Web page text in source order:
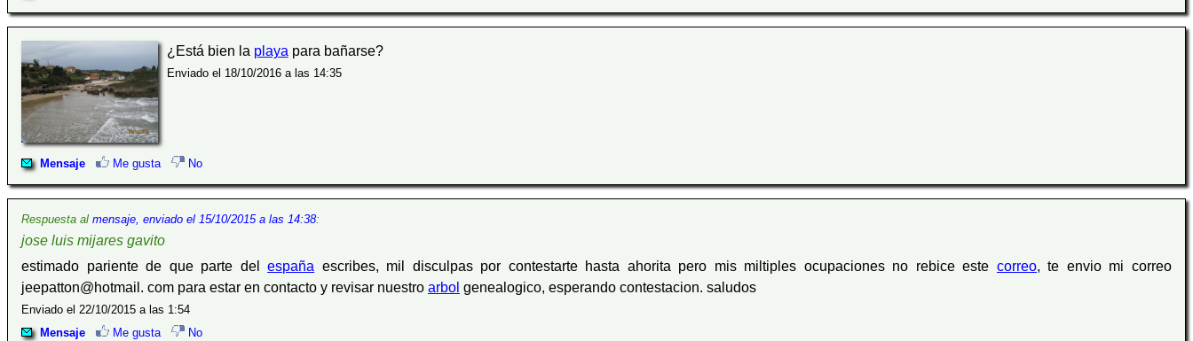
¿Está bien la playa para bañarse?
Enviado el 18/10/2016 a las 14:35
Mensaje Me gusta No
Respuesta al mensaje, enviado el 15/10/2015 a las 14:38:
jose luis mijares gavito
estimado pariente de que parte delespaña escribes, mil disculpas por contestarte hasta ahorita pero mis miltiples ocupaciones no rebice este correo, te envio mi correo
jeepatton@hotmail. com para estar en contacto y revisar nuestro arbol genealogico, esperando contestacion. saludos
Enviado el 22/10/2015 a las 1:54
Mensaje
Me gusta No